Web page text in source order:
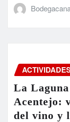
La
Acentejo:
del vino y